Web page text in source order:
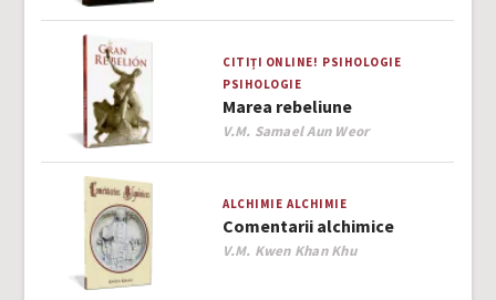
CITIȚI ONLINE! PSIHOLOGIE
PSIHOLOGIE
Marea rebeliune
Author
V.M. Samael Aun Weor
ALCHIMIE ALCHIMIE
Comentarii alchimice
Author
V.M. Kwen Khan Khu